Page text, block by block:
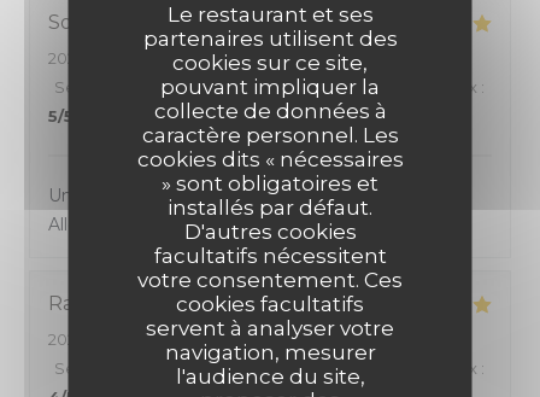
Le restaurant et ses
partenaires utilisent des
cookies sur ce site,
pouvant impliquer la
collecte de données à
caractère personnel. Les
cookies dits « nécessaires
» sont obligatoires et
installés par défaut.
D'autres cookies
facultatifs nécessitent
votre consentement. Ces
cookies facultatifs
servent à analyser votre
navigation, mesurer
l'audience du site,
Sophie
2026-08-04
- 20:00 - Couverts 4
Service
Ambiance: 5/5 Cuisine: 5 /5 Qualité / Prix :
5/5
Un des plus beau rooftop de Nice pour ma part.
Allez-y les yeux fermes
Raphael
2026-08-04
- 20:00 - Couverts 7
Service
Ambiance Cuisine : Qualité / Prix :